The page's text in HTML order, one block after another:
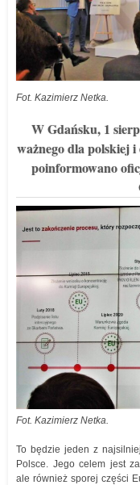
Fot. Kazimierz Netka.
W Gdańsku, 1
ważnego dla polskiej
poinformowano
Fot. Kazimierz Netka.
To będzie jeden z
Polsce. Jego celem jest
ale również sporej części